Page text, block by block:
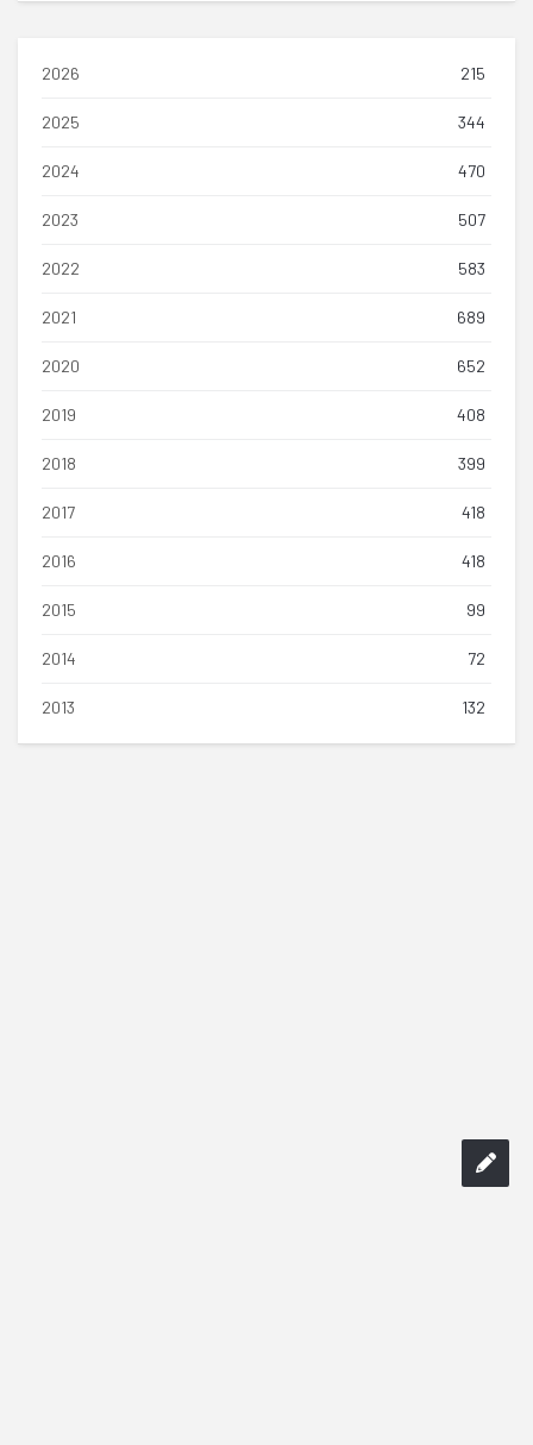
2026 215
2025 344
2024 470
2023 507
2022 583
2021 689
2020 652
2019 408
2018 399
2017 418
2016 418
2015 99
2014 72
2013 132